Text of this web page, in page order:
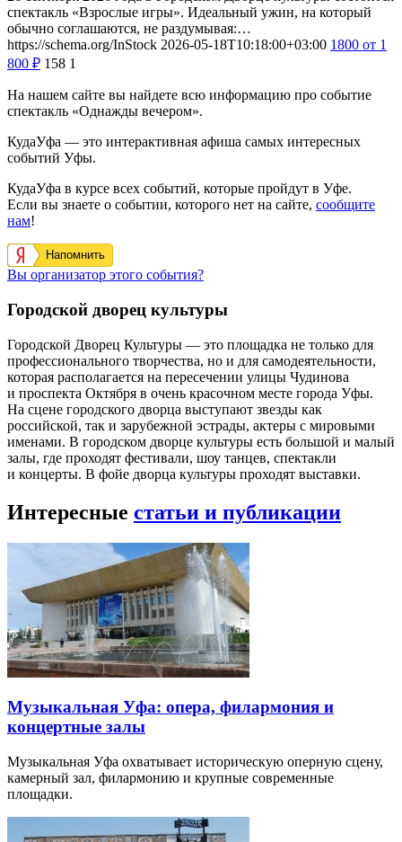
2026-09-26 2026-09-26
Уфа, пр. Октября, 137
Городской дворец культуры
Спектакль «Взрослые игры»
спектакль «Взрослые игры». Идеальный ужин, на который
обычно соглашаются, не раздумывая:…
https://schema.org/InStock 2026-05-18T10:18:00+03:00 1800от 1
800₽ 158 1
На нашем сайте вы найдете всю информацию про событие
спектакль «Однажды вечером».
КудаУфа — это интерактивная афиша самых интересных
событий Уфы.
КудаУфа в курсе всех событий, которые пройдут в Уфе.
нам!
Вы организатор этого события?
Городской дворец культуры
Городской Дворец Культуры — это площадка не только для
профессионального творчества, но и для самодеятельности,
которая располагается на пересечении улицы Чудинова
На сцене городского дворца выступают звезды как
российской, так и зарубежной эстрады, актеры с мировыми
именами. В городском дворце культуры есть большой и малый
залы, где проходят фестивали, шоу танцев, спектакли
и концерты. В фойе дворца культуры проходят выставки.
Интересные